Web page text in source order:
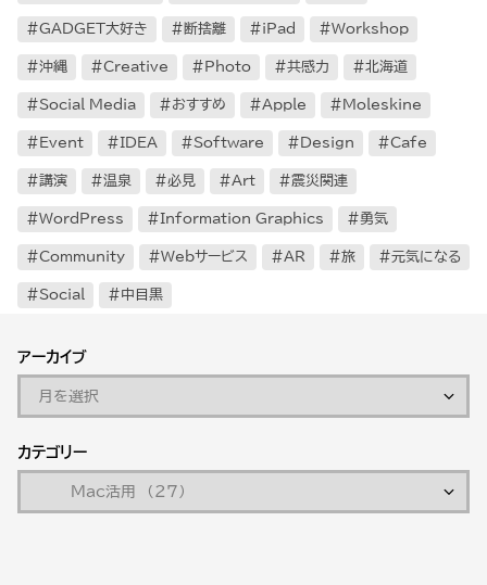
GADGET大好き 断捨離 iPad Workshop
沖縄 Creative Photo 共感力 北海道
Social Media おすすめ Apple Moleskine
Event IDEA Software Design Cafe
講演 温泉 必見 Art 震災関連
WordPress Information Graphics 勇気
Community Webサービス AR 旅 元気になる
Social 中目黒
アーカイブ
カテゴリー